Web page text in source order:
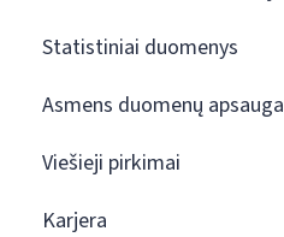
Statistiniai duomenys
Asmens duomenų apsauga
Viešieji pirkimai
Karjera